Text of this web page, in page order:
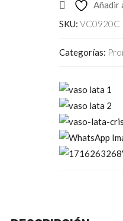
Añadir
SKU: VC0920C
Categorías: